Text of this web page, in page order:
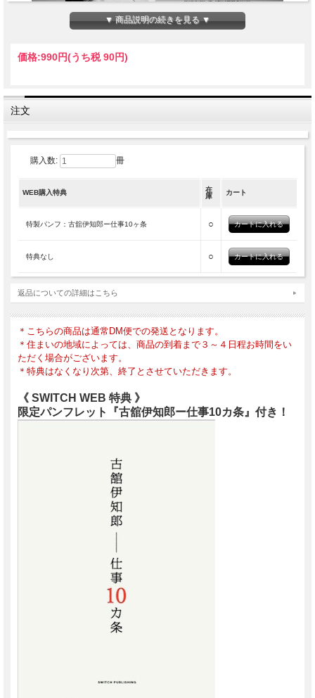
▼ 商品説明の続きを見る ▼
価格:990円(うち税 90円)
注文
購入数: 冊
WEB購入特典
在
庫
カート
特製パンフ：古舘伊知郎ー仕事10ヶ条 ○
特典なし ○
返品についての詳細はこちら
＊こちらの商品は通常DM便での発送となります。
＊住まいの地域によっては、商品の到着まで３～４日程お時間をい
ただく場合がございます。
＊特典はなくなり次第、終了とさせていただきます。
《 SWITCH WEB 特典 》
限定パンフレット『古舘伊知郎ー仕事10カ条』付き！